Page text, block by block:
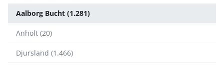
Aalborg Bucht (1.281)
Anholt (20)
Djursland (1.466)